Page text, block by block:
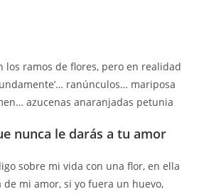
los ramos de flores, pero en realidad
ranúnculos… mariposa
azucenas anaranjadas petunia
nunca le darás a tu amor
sobre mi vida con una flor, en ella
mi amor, si yo fuera un huevo,